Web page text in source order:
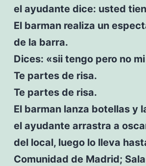
el ayudante dice: usted
El barman realiza un
de la barra.
Dices: «sii tengo pero no
Te partes de risa.
Te partes de risa.
El barman lanza botellas y
el ayudante arrastra a
del local, luego lo lleva
Comunidad de Madrid;